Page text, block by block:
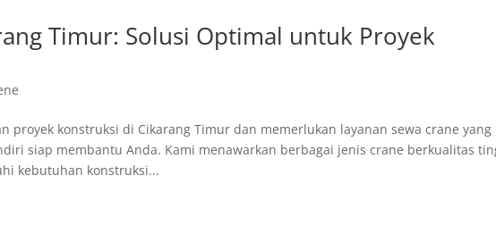
Timur: Solusi Optimal untuk Proyek
proyek konstruksi di Cikarang Timur dan memerlukan layanan sewa crane yang
siap membantu Anda. Kami menawarkan berbagai jenis crane berkualitas
kebutuhan konstruksi...